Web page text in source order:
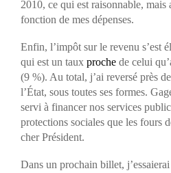
2010, ce qui est raisonnable, mais
fonction de mes dépenses.
Enfin, l’impôt sur le revenu s’est
qui est un taux proche de celui
(9 %). Au total, j’ai reversé près
l’État, sous toutes ses formes.
servi à financer nos services
protections sociales que les fours
cher Président.
Dans un prochain billet,